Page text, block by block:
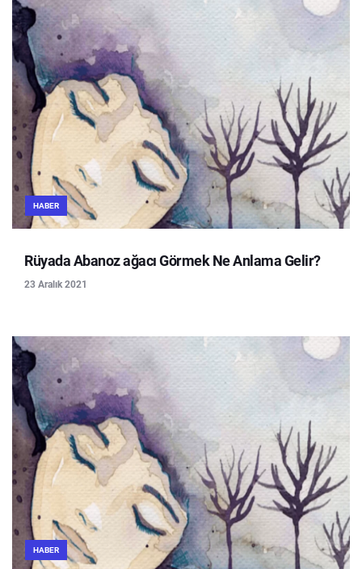
HABER
Rüyada Abanoz ağacı Görmek Ne Anlama Gelir?
23 Aralık 2021
HABER